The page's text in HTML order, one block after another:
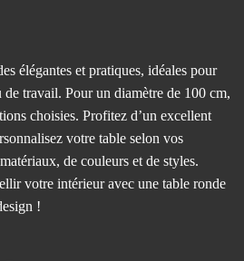
élégantes et pratiques, idéales pour
de travail. Pour un diamètre de 100 cm,
choisies. Profitez d’un excellent
votre table selon vos
de couleurs et de styles.
votre intérieur avec une table ronde
!